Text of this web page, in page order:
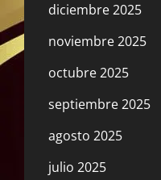
diciembre 2025
noviembre 2025
octubre 2025
septiembre 2025
agosto 2025
julio 2025